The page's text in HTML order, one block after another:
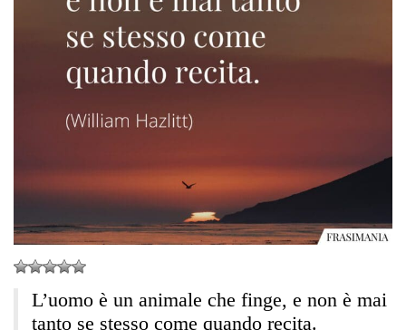
L’uomo è un animale che finge, e non è mai
tanto se stesso come quando recita.